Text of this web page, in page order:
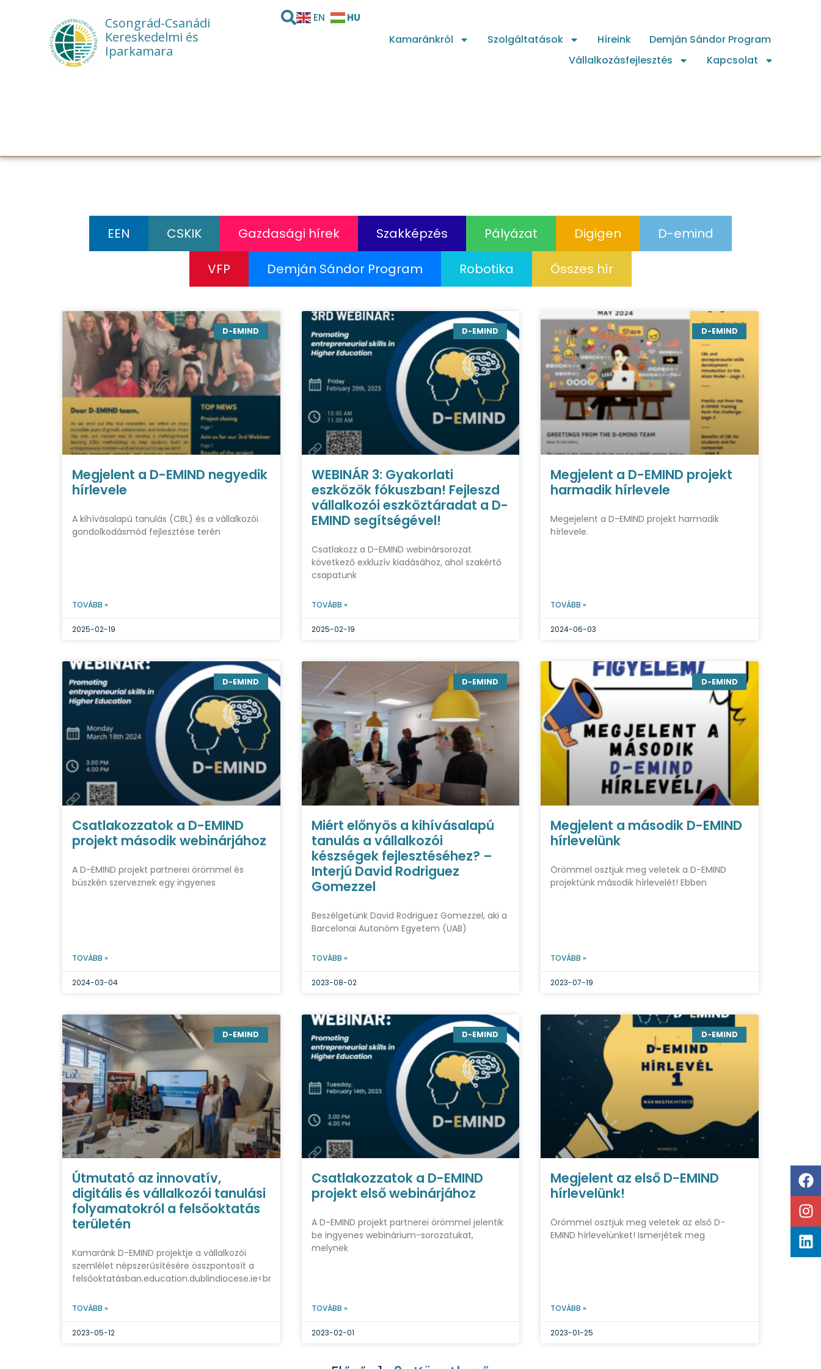
Csongrád-Csanádi
Kereskedelmi és
Iparkamara
EN HU
Kamaránkról Szolgáltatások Híreink
Demján Sándor Program
Vállalkozásfejlesztés
Kapcsolat
EEN CSKIK Gazdasági hírek Szakképzés Pályázat Digigen D-emind
VFP Demján Sándor Program Robotika Összes hír
D-EMIND
Megjelent a D-EMIND negyedik
hírlevele
A kihívásalapú tanulás (CBL) és a vállalkozói
gondolkodásmód fejlesztése terén
TOVÁBB »
2025-02-19
D-EMIND
WEBINÁR 3: Gyakorlati
eszközök fókuszban! Fejleszd
vállalkozói eszköztáradat a D-
EMIND segítségével!
Csatlakozz a D-EMIND webinársorozat
következő exkluzív kiadásához, ahol szakértő
csapatunk
TOVÁBB »
2025-02-19
D-EMIND
Megjelent a D-EMIND projekt
harmadik hírlevele
Megejelent a D-EMIND projekt harmadik
hírlevele.
TOVÁBB »
2024-06-03
D-EMIND
Csatlakozzatok a D-EMIND
projekt második webinárjához
A D-EMIND projekt partnerei örömmel és
büszkén szerveznek egy ingyenes
TOVÁBB »
2024-03-04
D-EMIND
Miért előnyös a kihívásalapú
tanulás a vállalkozói
készségek fejlesztéséhez? –
Interjú David Rodriguez
Gomezzel
Beszélgetünk David Rodriguez Gomezzel, aki a
Barcelonai Autonóm Egyetem (UAB)
TOVÁBB »
2023-08-02
D-EMIND
Megjelent a második D-EMIND
hírlevelünk
Örömmel osztjuk meg veletek a D-EMIND
projektünk második hírlevelét! Ebben
TOVÁBB »
2023-07-19
D-EMIND
Útmutató az innovatív,
digitális és vállalkozói tanulási
folyamatokról a felsőoktatás
területén
Kamaránk D-EMIND projektje a vállalkozói
szemlélet népszerűsítésére összpontosít a
felsőoktatásban.education.dublindiocese.ie<br
TOVÁBB »
2023-05-12
D-EMIND
Csatlakozzatok a D-EMIND
projekt első webinárjához
A D-EMIND projekt partnerei örömmel jelentik
be ingyenes webinárium-sorozatukat,
melynek
TOVÁBB »
2023-02-01
D-EMIND
Megjelent az első D-EMIND
hírlevelünk!
Örömmel osztjuk meg veletek az első D-
EMIND hírlevelünket! Ismerjétek meg
TOVÁBB »
2023-01-25